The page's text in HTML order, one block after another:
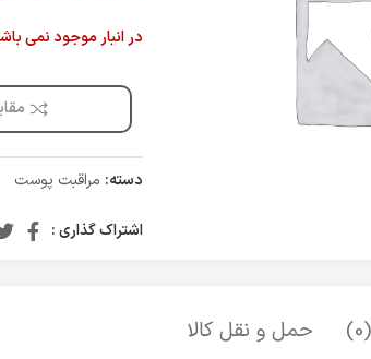
در انبار موجود نمی
دسته: مراقبت پوست
اشتراک گذاری :
حمل و نقل کالا